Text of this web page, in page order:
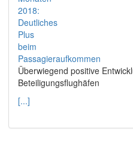
Überwiegend positive
Beteiligungsflughäfen
[...]